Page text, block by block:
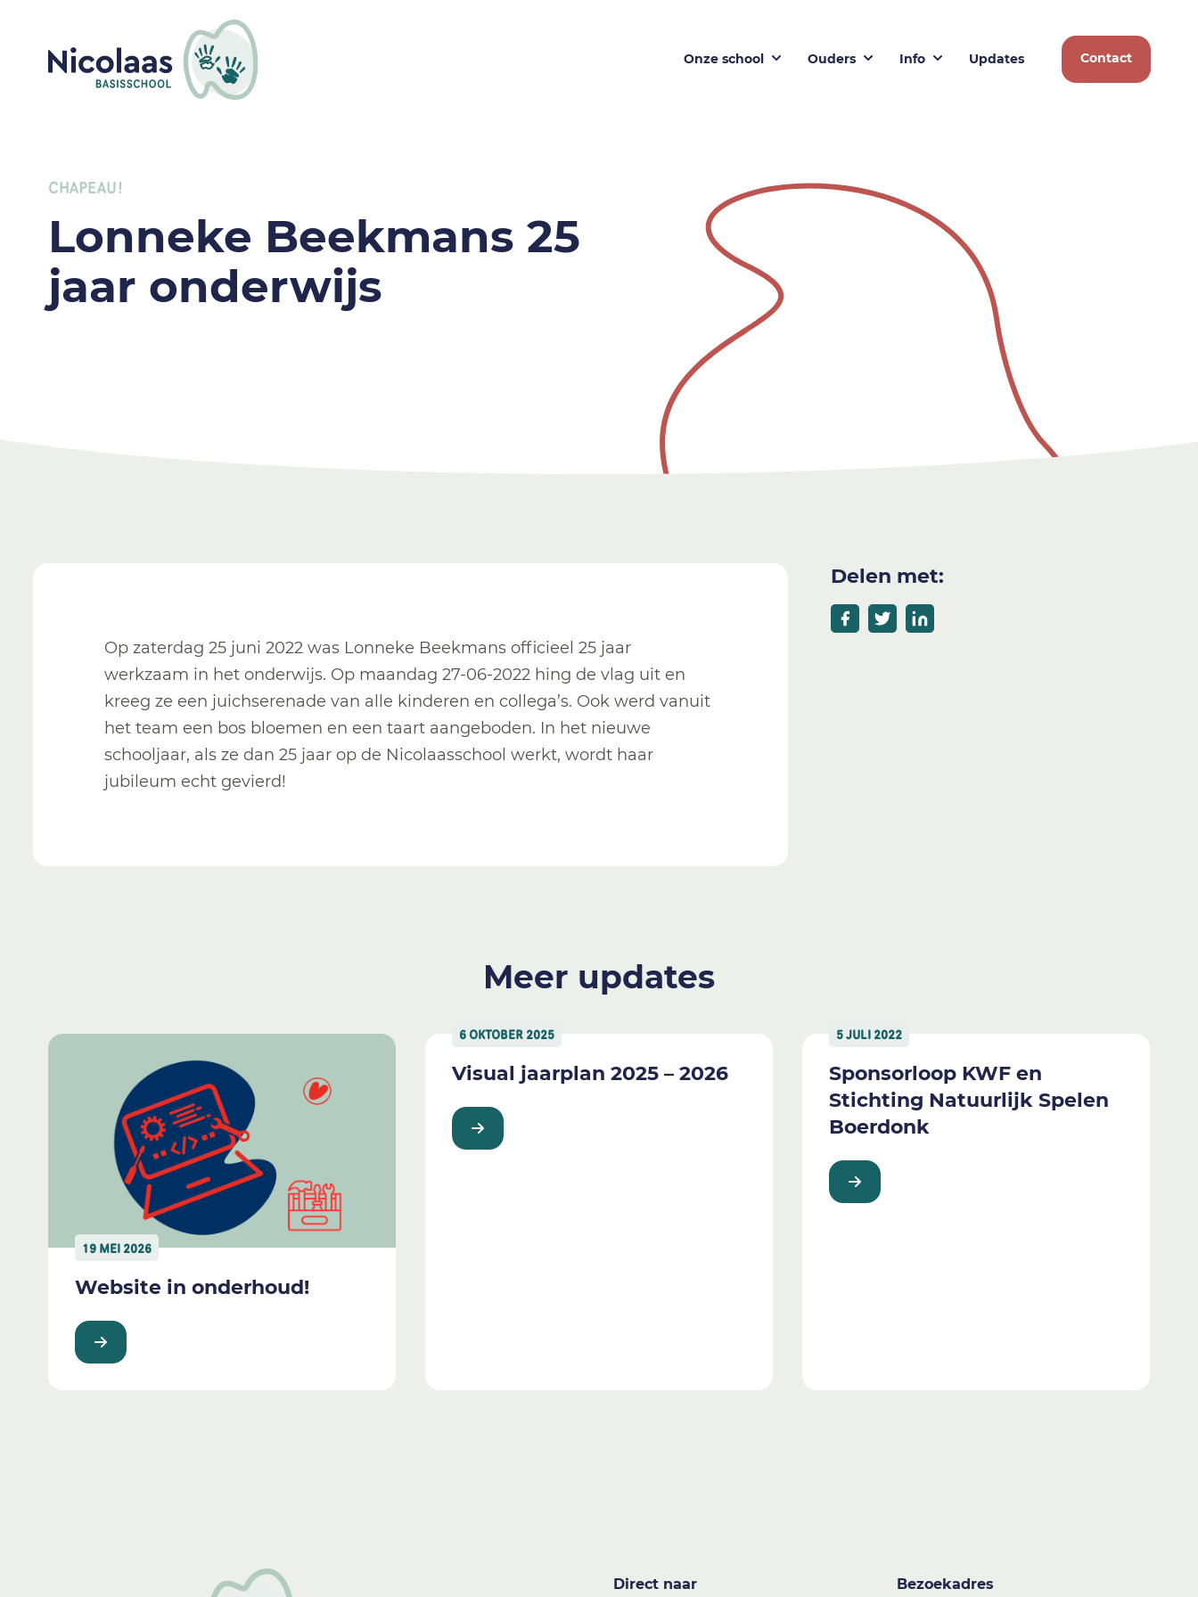
Onze school Ouders Info Updates Contact
CHAPEAU!
Lonneke Beekmans 25
jaar onderwijs
Op zaterdag 25 juni 2022 was Lonneke Beekmans officieel 25 jaar
werkzaam in het onderwijs. Op maandag 27-06-2022 hing de vlag uit en
kreeg ze een juichserenade van alle kinderen en collega’s. Ook werd vanuit
het team een bos bloemen en een taart aangeboden. In het nieuwe
schooljaar, als ze dan 25 jaar op de Nicolaasschool werkt, wordt haar
jubileum echt gevierd!
Delen met:
Meer updates
19 MEI 2026
Website in onderhoud!
6 OKTOBER 2025
Visual jaarplan 2025 – 2026
5 JULI 2022
Sponsorloop KWF en
Stichting Natuurlijk Spelen
Boerdonk
Direct naar Bezoekadres